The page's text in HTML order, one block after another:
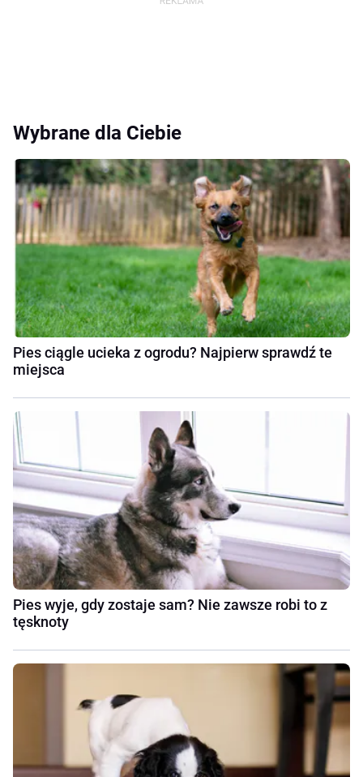
Wybrane dla Ciebie
Pies ciągle ucieka z ogrodu? Najpierw sprawdź te
miejsca
Pies wyje, gdy zostaje sam? Nie zawsze robi to z
tęsknoty